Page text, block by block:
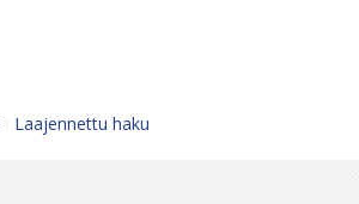
Laajennettu haku